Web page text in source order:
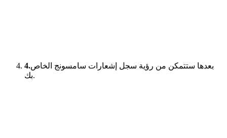
4.بعدها ستتمكن من رؤية سجل إشعارات سامسونج الخاص
بك.